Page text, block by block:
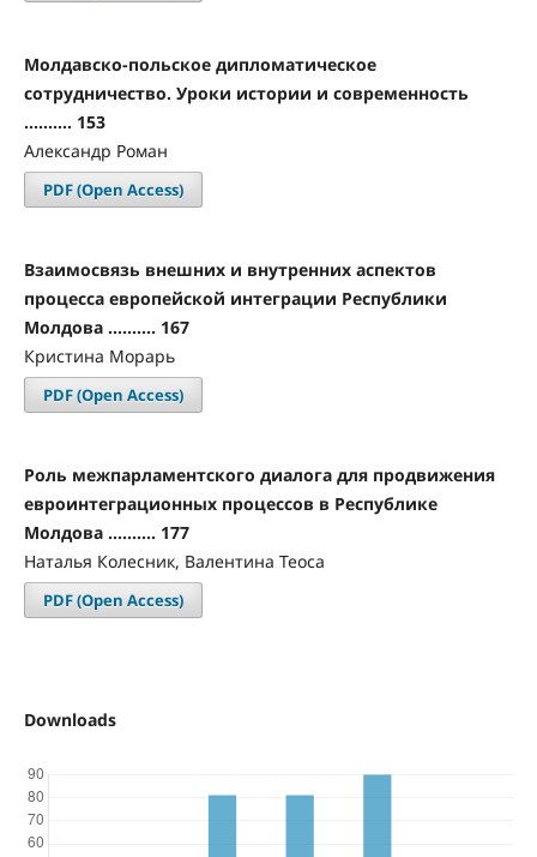
Молдавско-польское дипломатическое
сотрудничество. Уроки истории и современность
.......... 153
Александр Роман
PDF (Open Access)
Взаимосвязь внешних и внутренних аспектов
процесса европейской интеграции Республики
Молдова .......... 167
Кристина Морарь
PDF (Open Access)
Роль межпарламентского диалога для продвижения
евроинтеграционных процессов в Республике
Молдова .......... 177
Наталья Колесник, Валентина Теоса
PDF (Open Access)
Downloads